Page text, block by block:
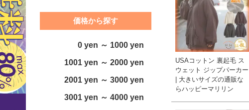
価格から探す
0 yen ～ 1000 yen
1001 yen ～ 2000 yen
2001 yen ～ 3000 yen
3001 yen ～ 4000 yen
USAコットン 裏起毛 ス
ウェット ジップパーカー
| 大きいサイズの通販な
らハッピーマリリン